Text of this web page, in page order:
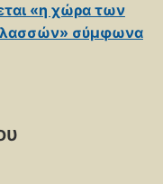
«η χώρα των
σύμφωνα